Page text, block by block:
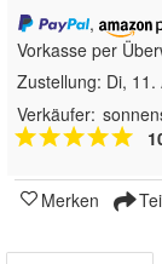
,
Vorkasse per
Zustellung: Di, 11.
Verkäufer:
Merken